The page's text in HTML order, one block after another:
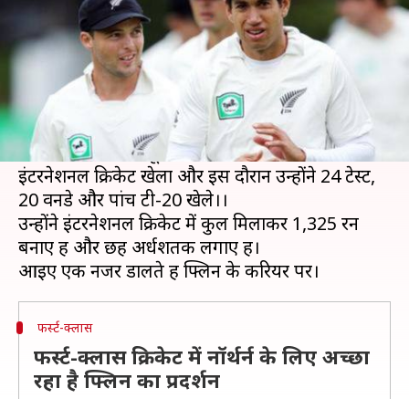
Neeraj Pandey Apr 02, 2020 06:46 pm
न्यूजीलैंड के पूर्व क्रिकेटर डेनिएल फ्लिन ने 16 साल के लंबे
करियर के बाद क्रिकेट को अलविदा कह दिया है।
34 वर्षीय फ्लिन ने न्यूजीलैंड के लिए पांच साल तक
इंटरनेशनल क्रिकेट खेला और इस दौरान उन्होंने 24 टेस्ट,
20 वनडे और पांच टी-20 खेले।।
उन्होंने इंटरनेशनल क्रिकेट में कुल मिलाकर 1,325 रन
बनाए हैं और छह अर्धशतक लगाए हैं।
फर्स्ट-क्लास
फर्स्ट-क्लास क्रिकेट में नॉर्थर्न के लिए अच्छा
रहा है फ्लिन का प्रदर्शन